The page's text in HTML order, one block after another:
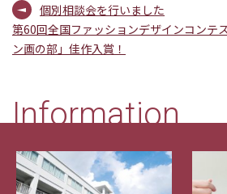
個別相談会を行いました
第60回全国ファッションデザインコンテ
ン画の部」佳作入賞！
Information